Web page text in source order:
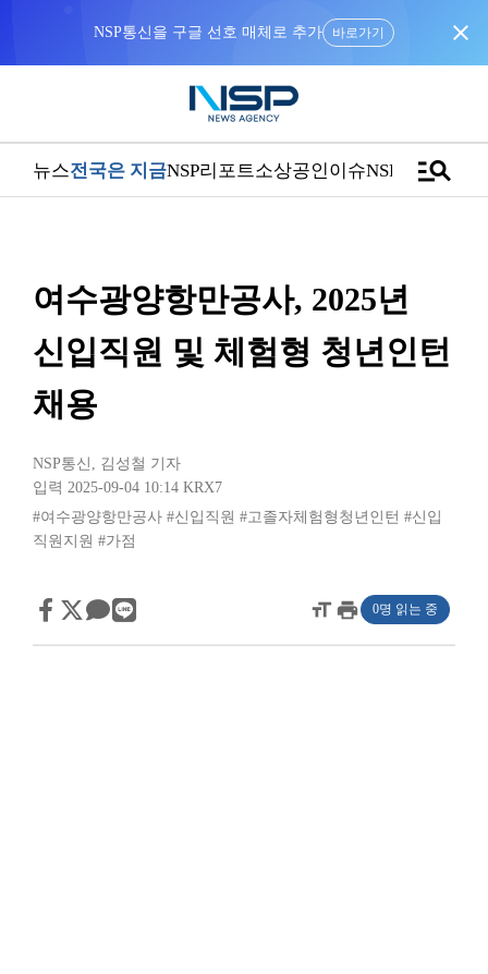
“우리는 독자가 구독할 수 있는 기사를 씁니다” close
뉴스전국은 지금NSP리포트소상공인이슈NSPTVmanage_search
여수광양항만공사, 2025년
신입직원 및 체험형 청년인턴
채용
NSP통신 , 김성철 기자
입력 2025-09-04 10:14 KRX7
#여수광양항만공사 #신입직원 #고졸자체험형청년인턴 #신입
직원지원 #가점
format_sizeprint 0명 읽는 중